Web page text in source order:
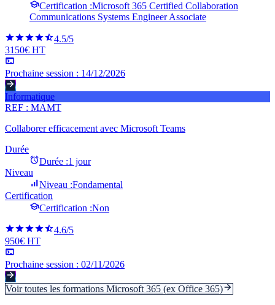
Certification :Microsoft 365 Certified Collaboration
Communications Systems Engineer Associate
4.5/5
3150€ HT
Prochaine session : 14/12/2026
Informatique
REF : MAMT
Collaborer efficacement avec Microsoft Teams
Durée
Durée :1 jour
Niveau
Niveau :Fondamental
Certification
Certification :Non
4.6/5
950€ HT
Prochaine session : 02/11/2026
Voir toutes les formations Microsoft 365 (ex Office 365)